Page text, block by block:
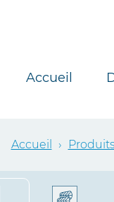
Accueil
Accueil › Produits